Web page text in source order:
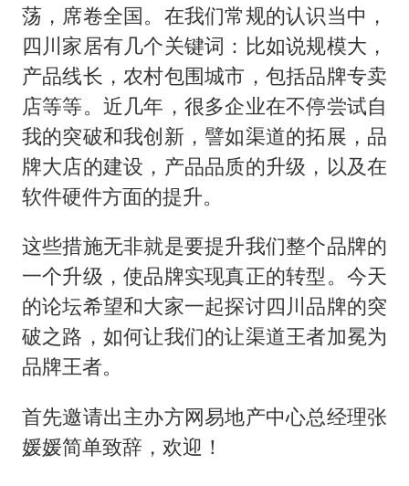
荡，席卷全国。在我们常规的认识当中，
四川家居有几个关键词：比如说规模大，
产品线长，农村包围城市，包括品牌专卖
店等等。近几年，很多企业在不停尝试自
我的突破和我创新，譬如渠道的拓展，品
牌大店的建设，产品品质的升级，以及在
软件硬件方面的提升。
这些措施无非就是要提升我们整个品牌的
一个升级，使品牌实现真正的转型。今天
的论坛希望和大家一起探讨四川品牌的突
破之路，如何让我们的让渠道王者加冕为
品牌王者。
首先邀请出主办方网易地产中心总经理张
媛媛简单致辞，欢迎！